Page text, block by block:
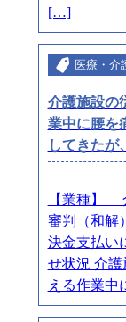
[…]
医療・介
介護施設の
業中に腰を
してきたが
【業種】
審判（和解
決金支払い
せ状況 介
える作業